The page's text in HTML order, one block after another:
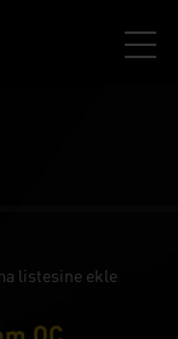
listesine ekle